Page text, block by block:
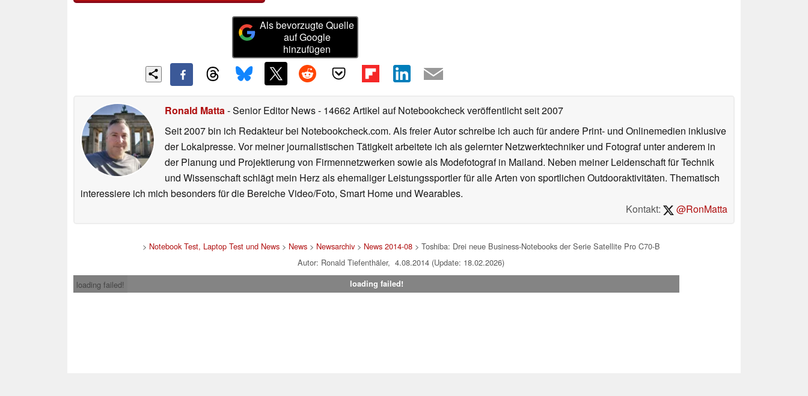
Als bevorzugte Quelle
auf Google
hinzufügen
Ronald Matta- Senior Editor News- 14662 Artikel auf Notebookcheck veröffentlichtseit 2007
Seit 2007 bin ich Redakteur bei Notebookcheck.com. Als freier Autor schreibe ich auch für andere Print- und Onlinemedien inklusive
der Lokalpresse. Vor meiner journalistischen Tätigkeit arbeitete ich als gelernter Netzwerktechniker und Fotograf unter anderem in
der Planung und Projektierung von Firmennetzwerken sowie als Modefotograf in Mailand. Neben meiner Leidenschaft für Technik
und Wissenschaft schlägt mein Herz als ehemaliger Leistungssportler für alle Arten von sportlichen Outdooraktivitäten. Thematisch
interessiere ich mich besonders für die Bereiche Video/Foto, Smart Home und Wearables.
Kontakt:
@RonMatta
> Notebook Test, Laptop Test und News> News> Newsarchiv> News 2014-08> Toshiba: Drei neue Business-Notebooks der Serie Satellite Pro C70-B
Autor: Ronald Tiefenthäler, 4.08.2014 (Update: 18.02.2026)
loading failed!
loading failed!